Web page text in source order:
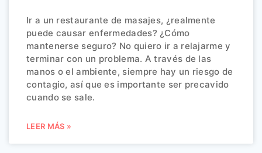
Ir a un restaurante de masajes, ¿realmente
puede causar enfermedades? ¿Cómo
mantenerse seguro? No quiero ir a relajarme y
terminar con un problema. A través de las
manos o el ambiente, siempre hay un riesgo de
contagio, así que es importante ser precavido
cuando se sale.
LEER MÁS »